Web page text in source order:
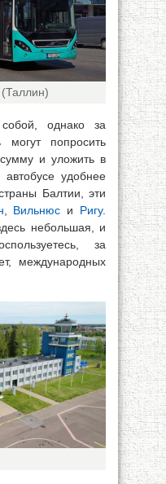
однако за
могут попросить
и уложить в
удобнее
Балтии, эти
Вильнюс и Ригу.
небольшая, и
за
международных